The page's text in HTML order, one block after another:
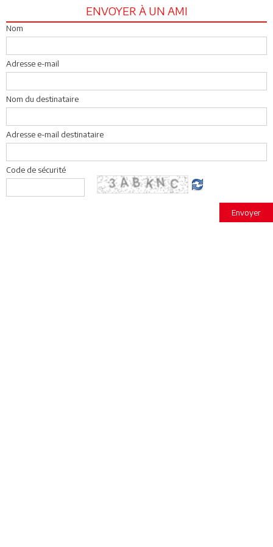
ENVOYER À UN AMI
Nom
Adresse e-mail
Nom du destinataire
Adresse e-mail destinataire
Code de sécurité
Envoyer